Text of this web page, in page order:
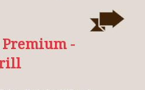
Premium -